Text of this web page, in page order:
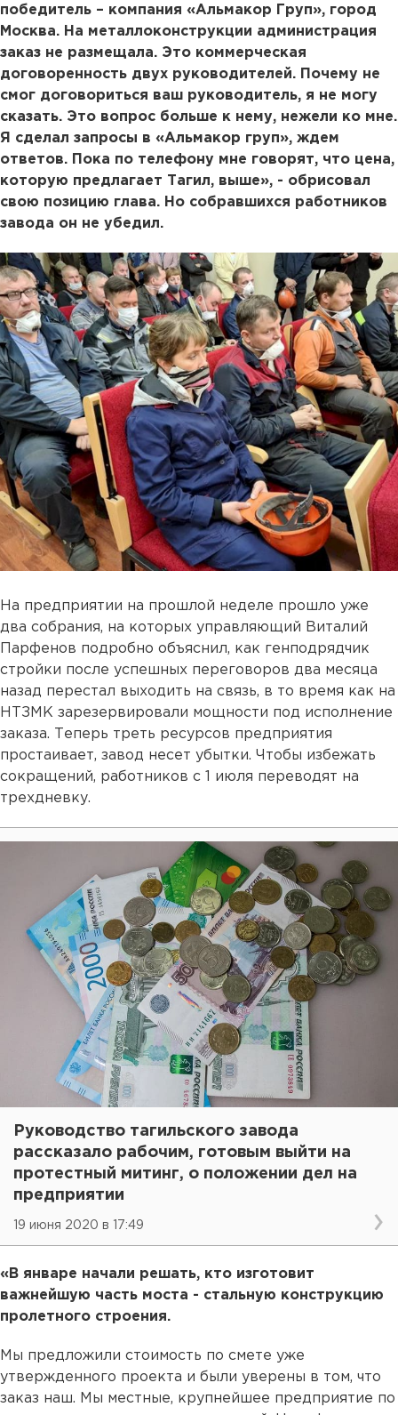
победитель – компания «Альмакор Груп», город
Москва. На металлоконструкции администрация
заказ не размещала. Это коммерческая
договоренность двух руководителей. Почему не
смог договориться ваш руководитель, я не могу
сказать. Это вопрос больше к нему, нежели ко мне.
Я сделал запросы в «Альмакор груп», ждем
ответов. Пока по телефону мне говорят, что цена,
которую предлагает Тагил, выше», - обрисовал
свою позицию глава. Но собравшихся работников
завода он не убедил.
На предприятии на прошлой неделе прошло уже
два собрания, на которых управляющий Виталий
Парфенов подробно объяснил, как генподрядчик
стройки после успешных переговоров два месяца
назад перестал выходить на связь, в то время как на
НТЗМК зарезервировали мощности под исполнение
заказа. Теперь треть ресурсов предприятия
простаивает, завод несет убытки. Чтобы избежать
сокращений, работников с 1 июля переводят на
трехдневку.
Руководство тагильского завода
рассказало рабочим, готовым выйти на
протестный митинг, о положении дел на
предприятии
19 июня 2020 в 17:49
«В январе начали решать, кто изготовит
важнейшую часть моста - стальную конструкцию
пролетного строения.
Мы предложили стоимость по смете уже
утвержденного проекта и были уверены в том, что
заказ наш. Мы местные, крупнейшее предприятие по